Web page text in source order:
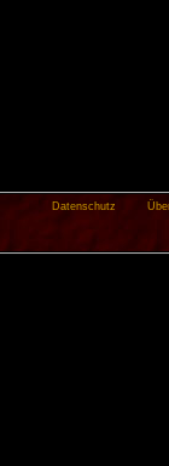
Datenschutz